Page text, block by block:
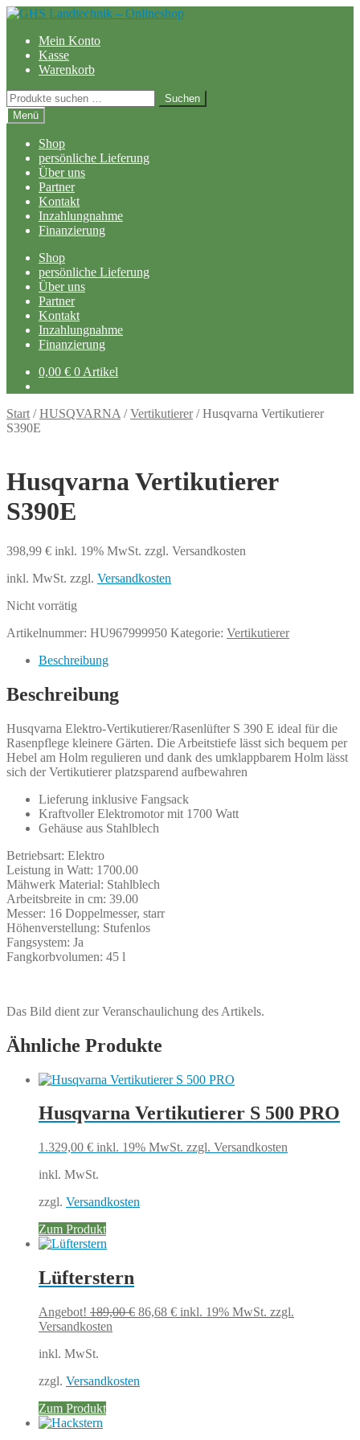
Zur
springen
Zum
springenMein Konto
Kasse
Warenkorb
Suchen
nach:
Suchen
Menü
Shop
persönliche Lieferung
Über uns
Partner
Kontakt
Inzahlungnahme
Finanzierung
Shop
persönliche Lieferung
Über uns
Partner
Kontakt
Inzahlungnahme
Finanzierung
0,00 € 0 Artikel
Start /HUSQVARNA /Vertikutierer/Husqvarna Vertikutierer
S390E
Husqvarna Vertikutierer
S390E
398,99 € inkl. 19% MwSt. zzgl. Versandkosten
inkl. MwSt. zzgl. Versandkosten
Nicht vorrätig
Artikelnummer: HU967999950 Kategorie: Vertikutierer
Beschreibung
Beschreibung
Husqvarna Elektro-Vertikutierer/Rasenlüfter S 390 E ideal für die
Rasenpflege kleinere Gärten. Die Arbeitstiefe lässt sich bequem per
Hebel am Holm regulieren und dank des umklappbarem Holm lässt
sich der Vertikutierer platzsparend aufbewahren
Lieferung inklusive Fangsack
Kraftvoller Elektromotor mit 1700 Watt
Gehäuse aus Stahlblech
Betriebsart: Elektro
Leistung in Watt: 1700.00
Mähwerk Material: Stahlblech
Arbeitsbreite in cm: 39.00
Messer: 16 Doppelmesser, starr
Höhenverstellung: Stufenlos
Fangsystem: Ja
Fangkorbvolumen: 45 l
Das Bild dient zur Veranschaulichung des Artikels.
Ähnliche Produkte
Husqvarna Vertikutierer S 500 PRO
1.329,00 € inkl. 19% MwSt. zzgl. Versandkosten
inkl. MwSt.
zzgl. Versandkosten
Zum Produkt
Lüfterstern
Angebot! 189,00€ Ursprünglicher
86,68 €Aktueller
inkl. 19% MwSt. zzgl.
Versandkosten
inkl. MwSt.
zzgl. Versandkosten
Zum Produkt